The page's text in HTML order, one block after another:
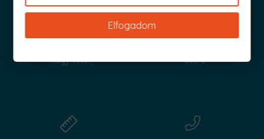
Nagy tétel Csere
Elfogadom